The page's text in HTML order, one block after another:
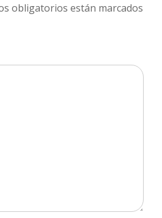
obligatorios están marcados